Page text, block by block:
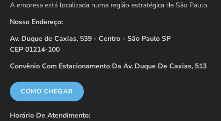
A empresa está localizada numa região estratégica de São Paulo.
Nosso Endereço:
Av. Duque de Caxias, 539 - Centro - São Paulo SP
CEP 01214-100
Convênio Com Estacionamento Da Av. Duque De Caxias, 513
COMO CHEGAR
Horário De Atendimento: